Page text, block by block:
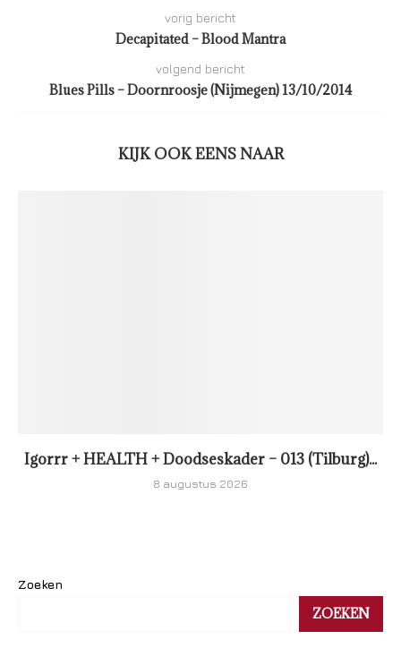
vorig bericht
Decapitated – Blood Mantra
volgend bericht
Blues Pills – Doornroosje (Nijmegen) 13/10/2014
KIJK OOK EENS NAAR
Igorrr + HEALTH + Doodseskader – 013 (Tilburg)...
8 augustus 2026
Zoeken
ZOEKEN